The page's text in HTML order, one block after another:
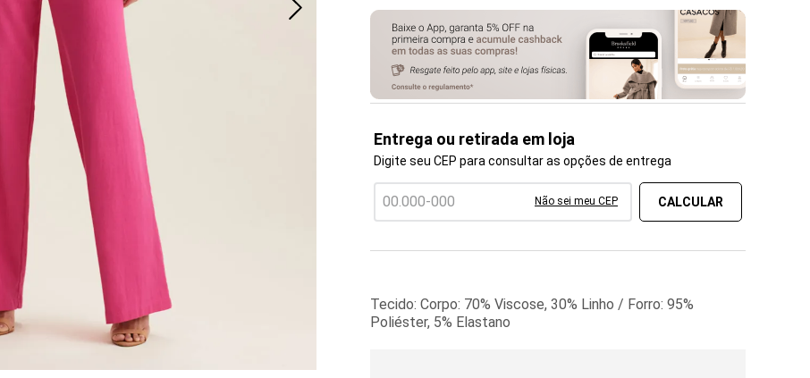
Entrega ou retirada em loja
Digite seu CEP para consultar as opções de entrega
Não sei meu CEP
Tecido: Corpo: 70% Viscose, 30% Linho / Forro: 95%
Poliéster, 5% Elastano